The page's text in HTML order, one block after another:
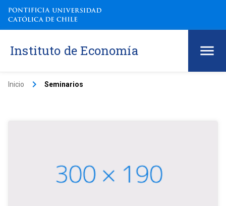
Instituto de Economía
Inicio keyboard_arrow_right Seminarios